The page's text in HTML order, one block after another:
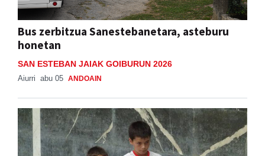
Bus zerbitzua Sanestebanetara, asteburu
honetan
SAN ESTEBAN JAIAK GOIBURUN 2026
Aiurri abu 05 ANDOAIN